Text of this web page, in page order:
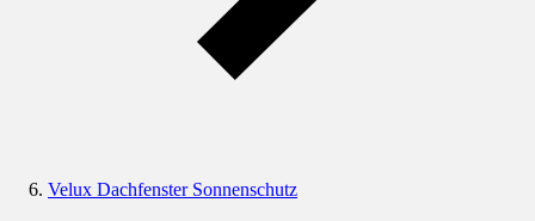
Velux Dachfenster Sonnenschutz